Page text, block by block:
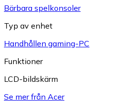
Bärbara spelkonsoler
Typ av enhet
Handhållen gaming-PC
Funktioner
LCD-bildskärm
Se mer från Acer